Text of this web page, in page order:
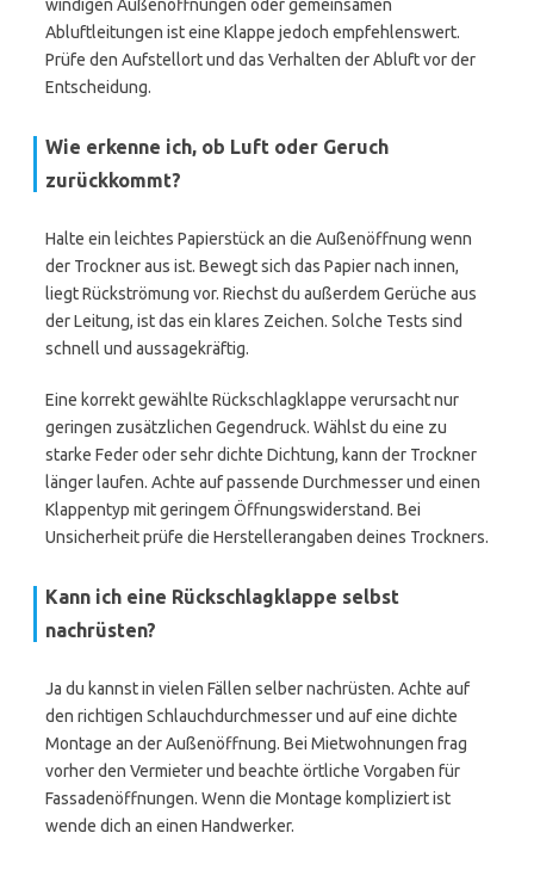
windigen Außenöffnungen oder gemeinsamen
Abluftleitungen ist eine Klappe jedoch empfehlenswert.
Prüfe den Aufstellort und das Verhalten der Abluft vor der
Entscheidung.
Wie erkenne ich, ob Luft oder Geruch
zurückkommt?
Halte ein leichtes Papierstück an die Außenöffnung wenn
der Trockner aus ist. Bewegt sich das Papier nach innen,
liegt Rückströmung vor. Riechst du außerdem Gerüche aus
der Leitung, ist das ein klares Zeichen. Solche Tests sind
schnell und aussagekräftig.
Eine korrekt gewählte Rückschlagklappe verursacht nur
geringen zusätzlichen Gegendruck. Wählst du eine zu
starke Feder oder sehr dichte Dichtung, kann der Trockner
länger laufen. Achte auf passende Durchmesser und einen
Klappentyp mit geringem Öffnungswiderstand. Bei
Unsicherheit prüfe die Herstellerangaben deines Trockners.
Kann ich eine Rückschlagklappe selbst
nachrüsten?
Ja du kannst in vielen Fällen selber nachrüsten. Achte auf
den richtigen Schlauchdurchmesser und auf eine dichte
Montage an der Außenöffnung. Bei Mietwohnungen frag
vorher den Vermieter und beachte örtliche Vorgaben für
Fassadenöffnungen. Wenn die Montage kompliziert ist
wende dich an einen Handwerker.